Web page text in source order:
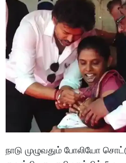
நாடு முழுவதும் போலியோ